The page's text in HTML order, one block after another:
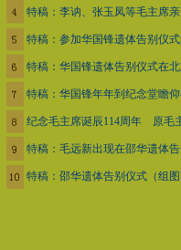
特稿：李讷、张玉凤等毛主席
特稿：参加华国锋遗体告别仪
特稿：华国锋遗体告别仪式在
特稿：华国锋年年到纪念堂瞻
纪念毛主席诞辰114周年 原毛
特稿：毛远新出现在邵华遗体告
特稿：邵华遗体告别仪式（组图